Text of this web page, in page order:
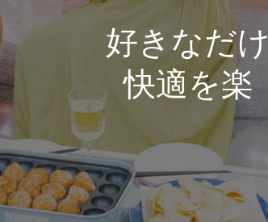
好き なだけ
快適を楽しむ